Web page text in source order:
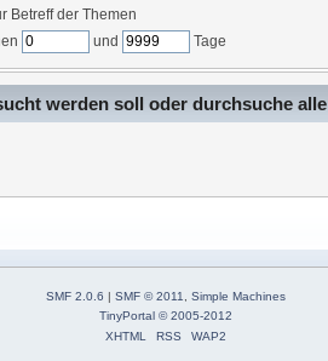
Betreff der Themen
und Tage
werden soll oder durchsuche alle
SMF 2.0.6 | SMF © 2011
Simple Machines
TinyPortal © 2005-2012
XHTML
RSS WAP2